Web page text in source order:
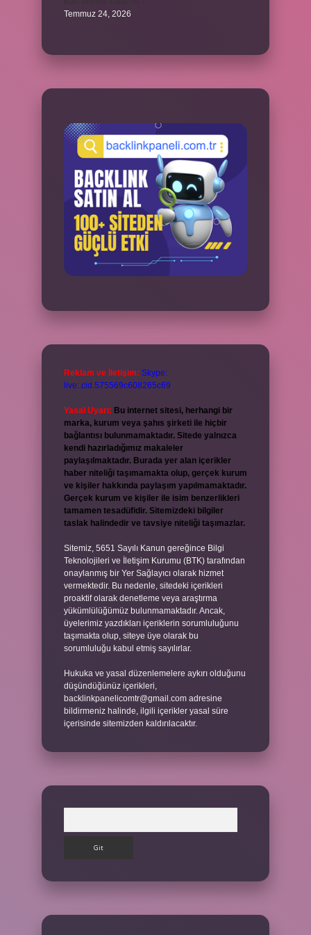
Temmuz 24, 2026
Reklam ve İletişim: Skype:
live:.cid.575569c608265c69
Yasal Uyarı: Bu internet sitesi, herhangi bir
marka, kurum veya şahıs şirketi ile hiçbir
bağlantısı bulunmamaktadır. Sitede yalnızca
kendi hazırladığımız makaleler
paylaşılmaktadır. Burada yer alan içerikler
haber niteliği taşımamakta olup, gerçek kurum
ve kişiler hakkında paylaşım yapılmamaktadır.
Gerçek kurum ve kişiler ile isim benzerlikleri
tamamen tesadüfidir. Sitemizdeki bilgiler
taslak halindedir ve tavsiye niteliği taşımazlar.
Sitemiz, 5651 Sayılı Kanun gereğince Bilgi
Teknolojileri ve İletişim Kurumu (BTK) tarafından
onaylanmış bir Yer Sağlayıcı olarak hizmet
vermektedir. Bu nedenle, sitedeki içerikleri
proaktif olarak denetleme veya araştırma
yükümlülüğümüz bulunmamaktadır. Ancak,
üyelerimiz yazdıkları içeriklerin sorumluluğunu
taşımakta olup, siteye üye olarak bu
sorumluluğu kabul etmiş sayılırlar.
Hukuka ve yasal düzenlemelere aykırı olduğunu
düşündüğünüz içerikleri,
backlinkpanelicomtr@gmail.com adresine
bildirmeniz halinde, ilgili içerikler yasal süre
içerisinde sitemizden kaldırılacaktır.